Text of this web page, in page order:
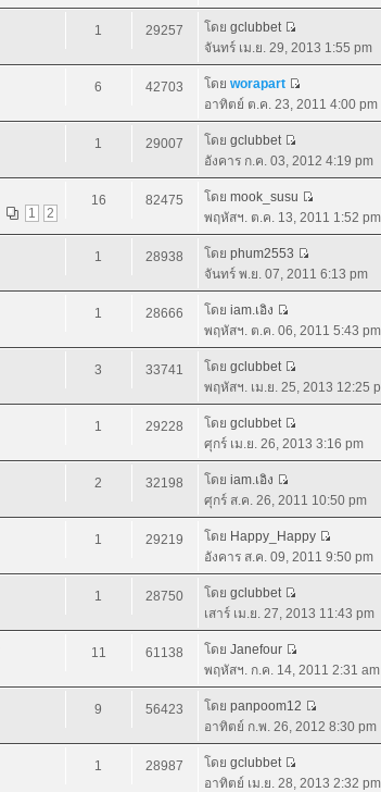
1 29257 โดย gclubbet
จันทร์ เม.ย. 29, 2013 1:55 pm
6 42703 โดย worapart
อาทิตย์ ต.ค. 23, 2011 4:00 pm
1 29007 โดย gclubbet
อังคาร ก.ค. 03, 2012 4:19 pm
1
2
16 82475 โดย mook_susu
พฤหัสฯ. ต.ค. 13, 2011 1:52 pm
1 28938 โดย phum2553
จันทร์ พ.ย. 07, 2011 6:13 pm
1 28666 โดย iam.เอิง
พฤหัสฯ. ต.ค. 06, 2011 5:43 pm
3 33741 โดย gclubbet
พฤหัสฯ. เม.ย. 25, 2013 12:25
1 29228 โดย gclubbet
ศุกร์ เม.ย. 26, 2013 3:16 pm
2 32198 โดย iam.เอิง
ศุกร์ ส.ค. 26, 2011 10:50 pm
1 29219 โดย Happy_Happy
อังคาร ส.ค. 09, 2011 9:50 pm
1 28750 โดย gclubbet
เสาร์ เม.ย. 27, 2013 11:43 pm
11 61138 โดย Janefour
พฤหัสฯ. ก.ค. 14, 2011 2:31 am
9 56423 โดย panpoom12
อาทิตย์ ก.พ. 26, 2012 8:30 pm
1 28987 โดย gclubbet
อาทิตย์ เม.ย. 28, 2013 2:32 pm